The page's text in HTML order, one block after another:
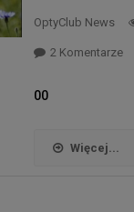
OptyClub News
2 KomentarzeDo
00
Więcej...